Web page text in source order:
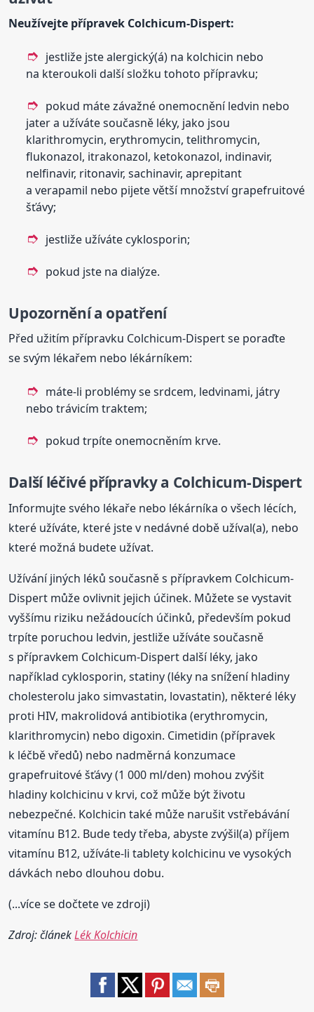
Neužívejte přípravek Colchicum-Dispert:
jestliže jste alergický(á) na kolchicin nebo
na kteroukoli další složku tohoto přípravku;
pokud máte závažné onemocnění ledvin nebo
jater a užíváte současně léky, jako jsou
klarithromycin, erythromycin, telithromycin,
flukonazol, itrakonazol, ketokonazol, indinavir,
nelfinavir, ritonavir, sachinavir, aprepitant
a verapamil nebo pijete větší množství grapefruitové
šťávy;
jestliže užíváte cyklosporin;
pokud jste na dialýze.
Upozornění a opatření
Před užitím přípravku Colchicum-Dispert se poraďte
se svým lékařem nebo lékárníkem:
máte-li problémy se srdcem, ledvinami, játry
nebo trávicím traktem;
pokud trpíte onemocněním krve.
Další léčivé přípravky a Colchicum-Dispert
Informujte svého lékaře nebo lékárníka o všech lécích,
které užíváte, které jste v nedávné době užíval(a), nebo
které možná budete užívat.
Užívání jiných léků současně s přípravkem Colchicum-
Dispert může ovlivnit jejich účinek. Můžete se vystavit
vyššímu riziku nežádoucích účinků, především pokud
trpíte poruchou ledvin, jestliže užíváte současně
s přípravkem Colchicum-Dispert další léky, jako
například cyklosporin, statiny (léky na snížení hladiny
cholesterolu jako simvastatin, lovastatin), některé léky
proti HIV, makrolidová antibiotika (erythromycin,
klarithromycin) nebo digoxin. Cimetidin (přípravek
k léčbě vředů) nebo nadměrná konzumace
grapefruitové šťávy (1 000 ml/den) mohou zvýšit
hladiny kolchicinu v krvi, což může být životu
nebezpečné. Kolchicin také může narušit vstřebávání
vitamínu B12. Bude tedy třeba, abyste zvýšil(a) příjem
vitamínu B12, užíváte-li tablety kolchicinu ve vysokých
dávkách nebo dlouhou dobu.
(...více se dočtete ve zdroji)
Zdroj: článekLék Kolchicin